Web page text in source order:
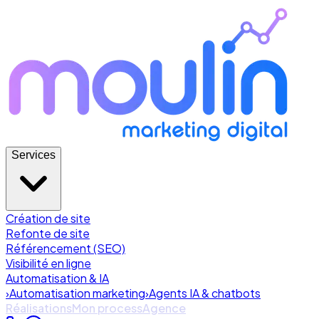
Services
Création de site
Refonte de site
Référencement (SEO)
Visibilité en ligne
Automatisation & IA
›Automatisation marketing›Agents IA & chatbots
RéalisationsMon processAgence